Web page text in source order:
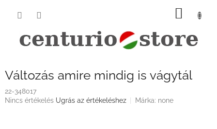
KOSÁR
Változás amire mindig is vágytál
22-348017
A
Nincs értékelés Ugrás az értékeléshez Márka: none